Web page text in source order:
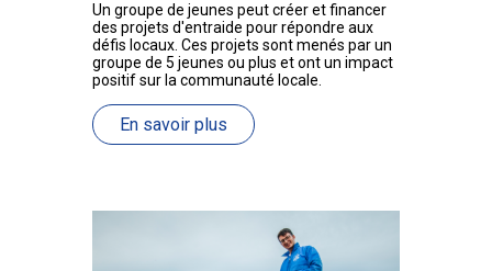
Un groupe de jeunes peut créer et financer
des projets d'entraide pour répondre aux
défis locaux. Ces projets sont menés par un
groupe de 5 jeunes ou plus et ont un impact
positif sur la communauté locale.
En savoir plus